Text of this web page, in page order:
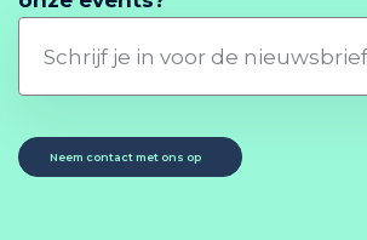
Neem contact met ons op